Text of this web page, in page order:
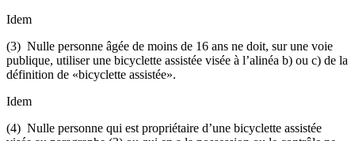
Idem
(3) Nulle personne âgée de moins de 16 ans ne doit, sur une voie
publique, utiliser une bicyclette assistée visée à l’alinéa b) ou c) de la
définition de «bicyclette assistée».
Idem
(4) Nulle personne qui est propriétaire d’une bicyclette assistée